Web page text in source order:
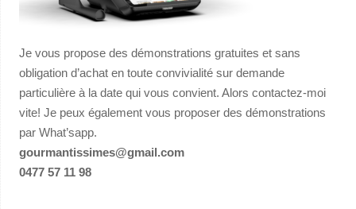
Je vous propose des démonstrations gratuites et sans
obligation d’achat en toute convivialité sur demande
particulière à la date qui vous convient. Alors contactez-moi
vite! Je peux également vous proposer des démonstrations
par What’sapp.
gourmantissimes@gmail.com
0477 57 11 98